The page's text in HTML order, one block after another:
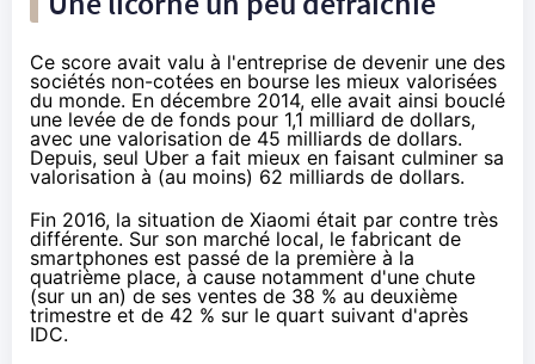
Ce score avait valu à l'entreprise de devenir une des
sociétés non-cotées en bourse les mieux valorisées
du monde. En décembre 2014, elle avait ainsi bouclé
une levée de de fonds pour 1,1 milliard de dollars,
avec une valorisation de 45 milliards de dollars.
Depuis, seul Uber a fait mieux en faisant culminer sa
valorisation à (au moins) 62 milliards de dollars.
Fin 2016, la situation de Xiaomi était par contre très
différente. Sur son marché local, le fabricant de
smartphones est passé de la première à la
quatrième place, à cause notamment d'une chute
(sur un an) de ses ventes de 38 % au deuxième
trimestre et de 42 % sur le quart suivant d'après
IDC.